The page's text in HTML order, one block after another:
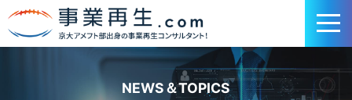
NEWS＆TOPICS